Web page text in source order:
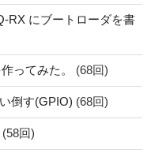
RX にブートローダを書
ってみた。 (68回)
倒す(GPIO) (68回)
(58回)